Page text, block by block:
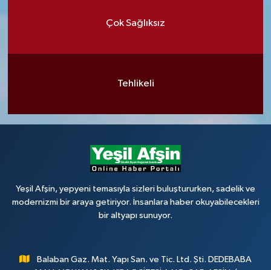
Çok Sağlıksız
Tehlikeli
Yeşil Afşin, yepyeni temasıyla sizleri buluştururken, sadelik ve
modernizmi bir araya getiriyor. İnsanlara haber okuyabilecekleri
bir altyapı sunuyor.
Balaban Gaz. Mat. Yapı San. ve Tic. Ltd. Şti. DEDEBABA